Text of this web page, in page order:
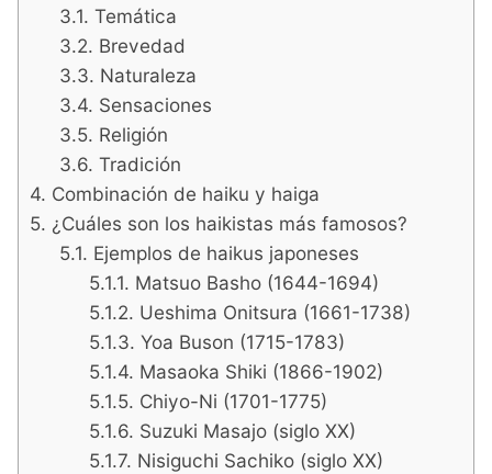
Temática
Brevedad
Naturaleza
Sensaciones
Religión
Tradición
Combinación de haiku y haiga
¿Cuáles son los haikistas más famosos?
Ejemplos de haikus japoneses
Matsuo Basho (1644-1694)
Ueshima Onitsura (1661-1738)
Yoa Buson (1715-1783)
Masaoka Shiki (1866-1902)
Chiyo-Ni (1701-1775)
Suzuki Masajo (siglo XX)
Nisiguchi Sachiko (siglo XX)